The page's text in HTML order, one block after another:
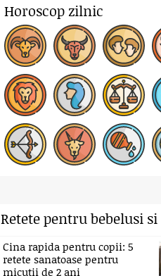
Horoscop zilnic
Retete pentru bebelusi
Cina rapida pentru copii: 5
retete sanatoase pentru
micutii de 2 ani